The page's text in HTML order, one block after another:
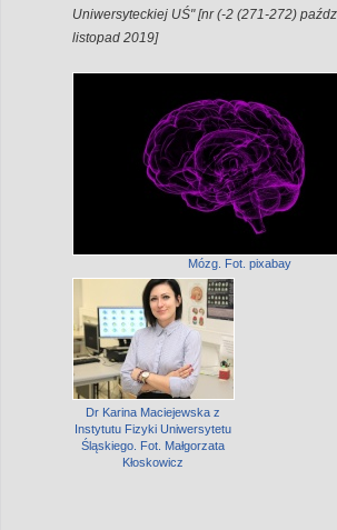
Uniwersyteckiej UŚ" [nr (-2 (271-272)
listopad 2019]
Mózg. Fot. pixabay
Dr Karina Maciejewska z
Instytutu Fizyki Uniwersytetu
Śląskiego. Fot. Małgorzata
Kłoskowicz